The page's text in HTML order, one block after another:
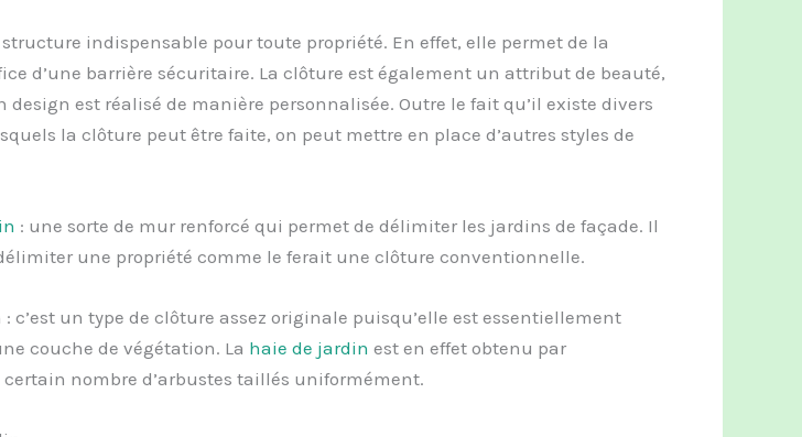
indispensable pour toute propriété. En effet, elle permet de la
d’une barrière sécuritaire. La clôture est également un attribut de beauté,
design est réalisé de manière personnalisée. Outre le fait qu’il existe divers
la clôture peut être faite, on peut mettre en place d’autres styles de
: une sorte de mur renforcé qui permet de délimiter les jardins de façade. Il
une propriété comme le ferait une clôture conventionnelle.
c’est un type de clôture assez originale puisqu’elle est essentiellement
couche de végétation. La haie de jardin est en effet obtenu par
certain nombre d’arbustes taillés uniformément.